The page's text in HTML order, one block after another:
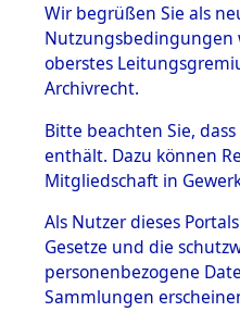
BESTÄNDE
1.
mente
5. Verschiedenes
5.3
Todesmärsche
Wir begrüßen Sie als
Nutzungsbedingungen
oberstes
Archivrecht.
Bitte beachten Sie,
enthält. Dazu können
Mitgliedschaft in
Als Nutzer dieses
Gesetze und die
personenbezogene
Sammlungen